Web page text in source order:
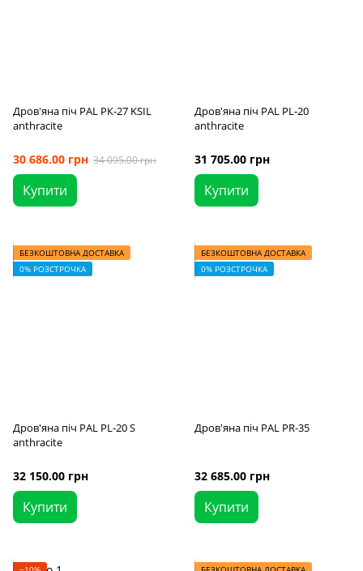
Дров'яна піч PAL PК-27 KSIL
anthracite
30 686.00 грн 34 095.00 грн
Купити
Дров'яна піч PAL PL-20
anthracite
31 705.00 грн
Купити
БЕЗКОШТОВНА ДОСТАВКА
0% РОЗСТРОЧКА
Дров'яна піч PAL PL-20 S
anthracite
32 150.00 грн
Купити
БЕЗКОШТОВНА ДОСТАВКА
0% РОЗСТРОЧКА
Дров'яна піч PAL PR-35
32 685.00 грн
Купити